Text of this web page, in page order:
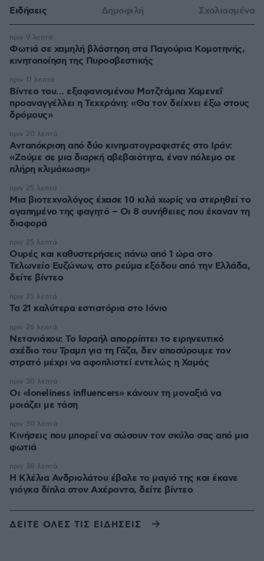
Ειδήσεις Δημοφιλή Σχολιασμένα
Φωτιά σε χαμηλή βλάστηση στα Παγούρια Κομοτηνής,
κινητοποίηση της Πυροσβεστικής
πριν 9 λεπτά
Βίντεο του... εξαφανισμένου Μοτζτάμπα Χαμενεΐ
προαναγγέλλει η Τεχεράνη: «Θα τον δείχνει έξω στους
δρόμους»
πριν 11 λεπτά
Ανταπόκριση από δύο κινηματογραφιστές στο Ιράν:
«Ζούμε σε μια διαρκή αβεβαιότητα, έναν πόλεμο σε
πλήρη κλιμάκωση»
πριν 20 λεπτά
Μια βιοτεχνολόγος έχασε 10 κιλά χωρίς να στερηθεί το
αγαπημένο της φαγητό – Οι 8 συνήθειες που έκαναν τη
διαφορά
πριν 25 λεπτά
Ουρές και καθυστερήσεις πάνω από 1 ώρα στο
Τελωνείο Ευζώνων, στο ρεύμα εξόδου από την Ελλάδα,
δείτε βίντεο
πριν 25 λεπτά
Τα 21 καλύτερα εστιατόρια στο Ιόνιο
πριν 25 λεπτά
Νετανιάχου: Το Ισραήλ απορρίπτει το ειρηνευτικό
σχέδιο του Τραμπ για τη Γάζα, δεν αποσύρουμε τον
στρατό μέχρι να αφοπλιστεί εντελώς η Χαμάς
πριν 26 λεπτά
Οι «loneliness influencers» κάνουν τη μοναξιά να
μοιάζει με τάση
πριν 30 λεπτά
Κινήσεις που μπορεί να σώσουν τον σκύλο σας από μια
φωτιά
πριν 30 λεπτά
Η Κλέλια Ανδριολάτου έβαλε το μαγιό της και έκανε
γιόγκα δίπλα στον Αχέροντα, δείτε βίντεο
πριν 38 λεπτά
ΔΕΙΤΕ ΟΛΕΣ ΤΙΣ ΕΙΔΗΣΕΙΣ